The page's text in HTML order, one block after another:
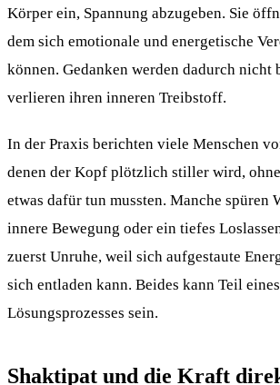
Körper ein, Spannung abzugeben. Sie
dem sich emotionale und energetische
können. Gedanken werden dadurch nicht
verlieren ihren inneren Treibstoff.
In der Praxis berichten viele Menschen
denen der Kopf plötzlich stiller wird,
etwas dafür tun mussten. Manche spüren
innere Bewegung oder ein tiefes
zuerst Unruhe, weil sich aufgestaute
sich entladen kann. Beides kann Teil
Lösungsprozesses sein.
Shaktipat und die Kraft